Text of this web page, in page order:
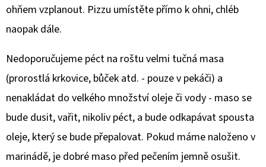
ohňem vzplanout. Pizzu umístěte přímo k ohni, chléb
naopak dále.
Nedoporučujeme péct na roštu velmi tučná masa
(prorostlá krkovice, bůček atd. - pouze v pekáči) a
nenakládat do velkého množství oleje či vody - maso se
bude dusit, vařit, nikoliv péct, a bude odkapávat spousta
oleje, který se bude přepalovat. Pokud máme naloženo v
marinádě, je dobré maso před pečením jemně osušit.